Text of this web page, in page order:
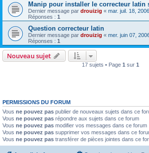
Manip pour installer le correcteur latin
Dernier message par drouizig « mar. juil. 18,
Réponses : 1
Question correcteur latin
Dernier message par drouizig « mer. juin 07,
Réponses : 1
Nouveau sujet
17 sujets • Page 1 sur 1
PERMISSIONS DU FORUM
Vous ne pouvez pas publier de nouveaux sujets dans ce
Vous ne pouvez pas répondre aux sujets dans ce forum
Vous ne pouvez pas modifier vos messages dans ce forum
Vous ne pouvez pas supprimer vos messages dans ce
Vous ne pouvez pas transférer de pièces jointes dans ce